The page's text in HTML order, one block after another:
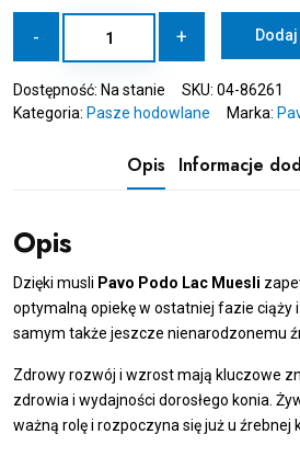
-
Podo
Lac
Muesli
klaczy
źrebnych
karmiących
+
Dostępność: Na stanie SKU: 04-86261
Kategoria: Pasze hodowlane Marka:
Opis Informacje
Opis
Dzięki musli Pavo Podo Lac Muesli
optymalną opiekę w ostatniej fazie ciąży i
samym także jeszcze nienarodzonemu
Zdrowy rozwój i wzrost mają kluczowe
zdrowia i wydajności dorosłego konia.
ważną rolę i rozpoczyna się już u źrebnej